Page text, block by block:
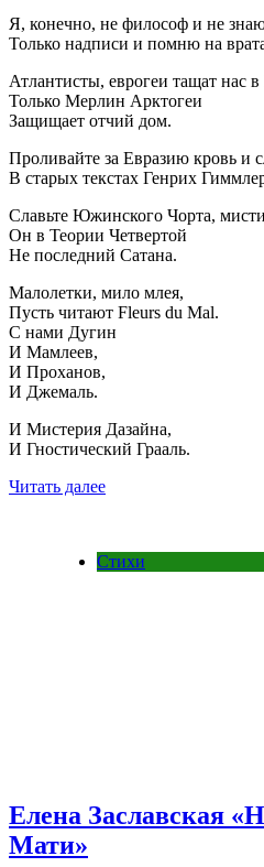
Я, конечно, не философ и не
Только надписи и помню на
Атлантисты, еврогеи тащат нас
Только Мерлин Арктогеи
Защищает отчий дом.
Проливайте за Евразию кровь и
В старых текстах Генрих
Славьте Южинского Чорта,
Он в Теории Четвертой
Не последний Сатана.
Малолетки, мило млея,
Пусть читают Fleurs du Mal.
С нами Дугин
И Мамлеев,
И Проханов,
И Джемаль.
И Мистерия Дазайна,
И Гностический Грааль.
Читать далее
Стихи
Елена Заславская
Мати»